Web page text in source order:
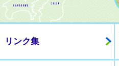
リンク集